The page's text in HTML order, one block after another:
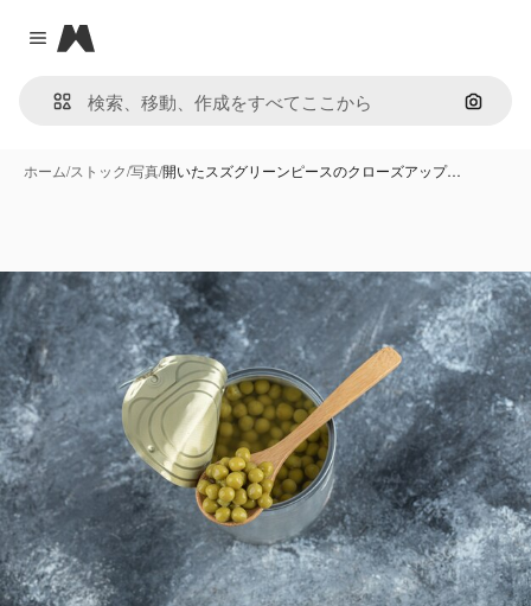
Close menu
Magnific
画像で
ホーム/ストック/写真/開いたスズグリーンピースのクローズアップ…